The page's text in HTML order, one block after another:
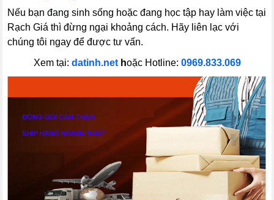
Nếu bạn đang sinh sống hoặc đang học tập hay làm việc tại
Rạch Giá thì đừng ngại khoảng cách. Hãy liên lạc với
chúng tôi ngay để được tư vấn.
Xem tại: datinh.nethoặc Hotline: 0969.833.069